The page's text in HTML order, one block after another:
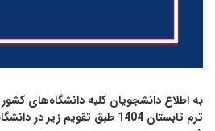
به اطلاع دانشجویان کلیه دانشگاه‌های
ترم تابستان 1404 طبق تقویم